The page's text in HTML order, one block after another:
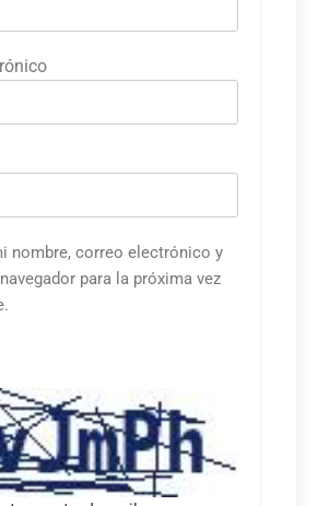
nombre, correo electrónico y
para la próxima vez